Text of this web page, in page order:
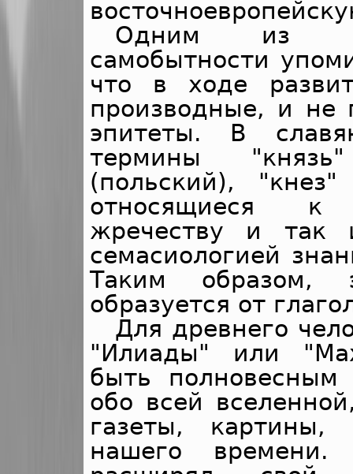
Одним из
самобытности
что в ходе
производные, и не
эпитеты. В
термины
(польский),
относящиеся
жречеству и так
семасиологией
Таким образом,
образуется от
Для древнего
"Илиады" или
быть полновесным
обо всей
газеты, картины,
нашего